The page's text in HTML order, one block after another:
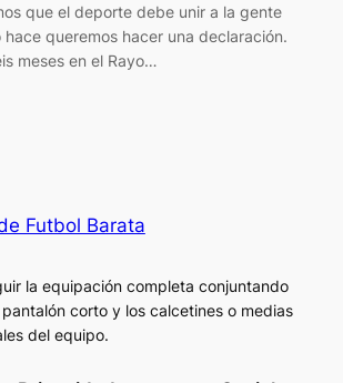
que el deporte debe unir a la gente
queremos hacer una declaración.
meses en el Rayo…
Futbol Barata
la equipación completa conjuntando
corto y los calcetines o medias
del equipo.